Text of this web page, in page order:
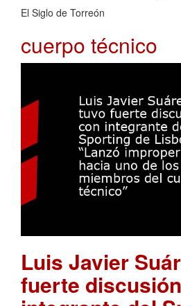
El Siglo de Torreón
cuerpo técnico
Luis Javier
fuerte